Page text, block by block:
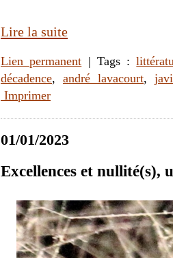
Lire la suite
Lien permanent | Tags :
décadence, andré lavacourt,
Imprimer
01/01/2023
Excellences et nullité(s),